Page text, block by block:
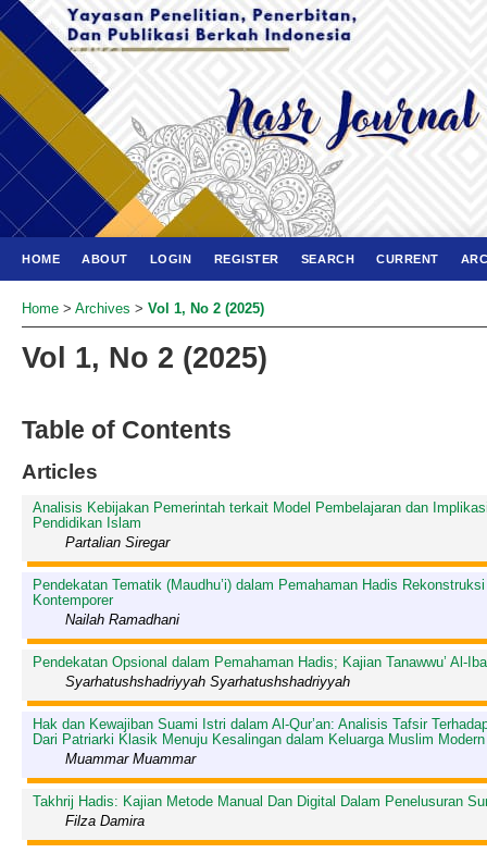
HOME ABOUT LOGIN REGISTER SEARCH CURRENT
Home > Archives > Vol 1, No 2 (2025)
Vol 1, No 2 (2025)
Table of Contents
Articles
Analisis Kebijakan Pemerintah terkait Model Pembelajaran dan
Pendidikan Islam
Partalian Siregar
Pendekatan Tematik (Maudhu’i) dalam Pemahaman Hadis
Kontemporer
Nailah Ramadhani
Pendekatan Opsional dalam Pemahaman Hadis; Kajian Tanawwu’ Al-
Syarhatushshadriyyah Syarhatushshadriyyah
Hak dan Kewajiban Suami Istri dalam Al-Qur’an: Analisis Tafsir
Dari Patriarki Klasik Menuju Kesalingan dalam Keluarga Muslim Modern
Muammar Muammar
Takhrij Hadis: Kajian Metode Manual Dan Digital Dalam Penelusuran
Filza Damira